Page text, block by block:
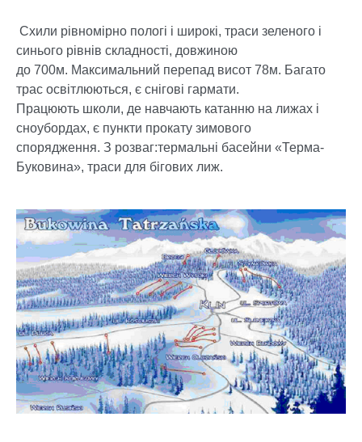
Схили рівномірно пологі і широкі, траси зеленого і
синього рівнів складності, довжиною
до 700м. Максимальний перепад висот 78м. Багато
трас освітлюються, є снігові гармати.
Працюють школи, де навчають катанню на лижах і
сноубордах, є пункти прокату зимового
спорядження. З розваг:термальні басейни «Терма-
Буковина», траси для бігових лиж.
Show larger version